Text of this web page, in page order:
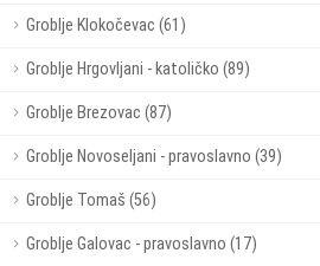
Groblje Klokočevac (61)
Groblje Hrgovljani - katoličko (89)
Groblje Brezovac (87)
Groblje Novoseljani - pravoslavno (39)
Groblje Tomaš (56)
Groblje Galovac - pravoslavno (17)